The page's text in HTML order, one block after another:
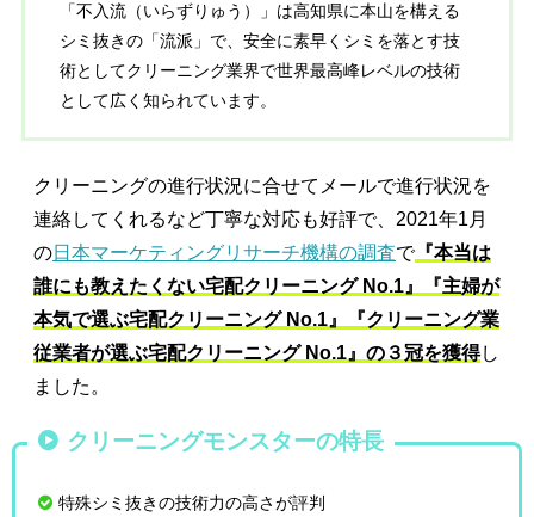
「不入流（いらずりゅう）」は高知県に本山を構える
シミ抜きの「流派」で、安全に素早くシミを落とす技
術としてクリーニング業界で世界最高峰レベルの技術
として広く知られています。
クリーニングの進行状況に合せてメールで進行状況を
連絡してくれるなど丁寧な対応も好評で、2021年1月
の日本マーケティングリサーチ機構の調査で『本当は
誰にも教えたくない宅配クリーニング No.1』『主婦が
本気で選ぶ宅配クリーニング No.1』『クリーニング業
従業者が選ぶ宅配クリーニング No.1』の３冠を獲得し
ました。
クリーニングモンスターの特長
特殊シミ抜きの技術力の高さが評判